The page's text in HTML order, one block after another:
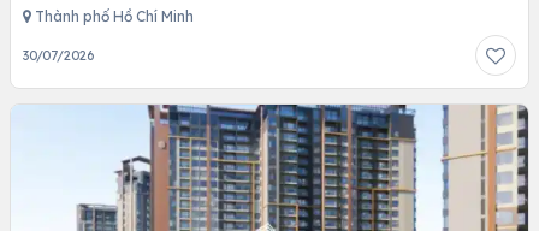
Thành phố Hồ Chí Minh
30/07/2026